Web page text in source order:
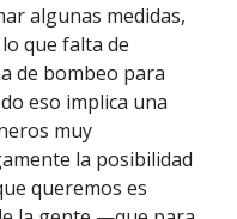
algunas medidas,
que falta de
de bombeo para
eso implica una
muy
la posibilidad
queremos es